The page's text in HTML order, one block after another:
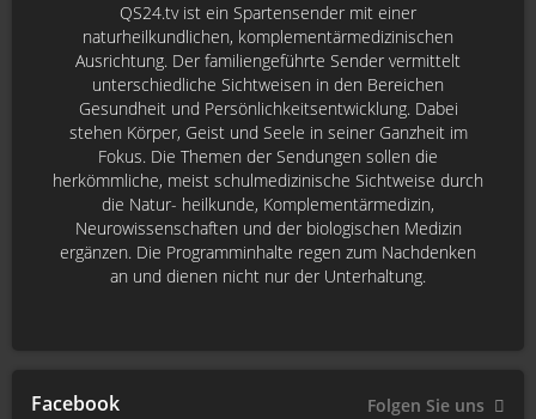
QS24.tv ist ein Spartensender mit einer
naturheilkundlichen, komplementärmedizinischen
Ausrichtung. Der familiengeführte Sender vermittelt
unterschiedliche Sichtweisen in den Bereichen
Gesundheit und Persönlichkeitsentwicklung. Dabei
stehen Körper, Geist und Seele in seiner Ganzheit im
Fokus. Die Themen der Sendungen sollen die
herkömmliche, meist schulmedizinische Sichtweise durch
die Natur- heilkunde, Komplementärmedizin,
Neurowissenschaften und der biologischen Medizin
ergänzen. Die Programminhalte regen zum Nachdenken
an und dienen nicht nur der Unterhaltung.
Facebook Folgen Sie uns